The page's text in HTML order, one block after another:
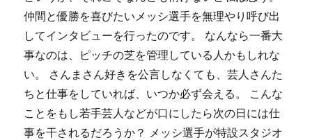
仲間と優勝を喜びたいメッシ選手を無理やり呼び出
してインタビューを行ったのです。 なんなら一番大
事なのは、ピッチの芝を管理している人かもしれな
い。 さんまさん好きを公言しなくても、芸人さんた
ちと仕事をしていれば、いつか必ず会える。 こんな
ことをもし若手芸人などが口にしたら次の日には仕
事を干されるだろうか？ メッシ選手が特設スタジオ